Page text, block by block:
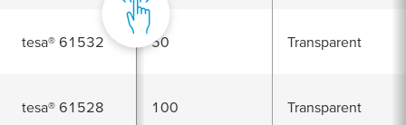
tesa® 61532 50 Transparent
tesa® 61528 100 Transparent